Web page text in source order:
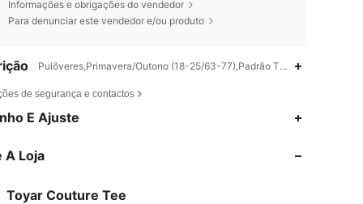
Informações e obrigações do vendedor
Para denunciar este vendedor e/ou produto
Pulôveres,Primavera/Outono (18-25/63-77),Padrão
de segurança e contactos
E Ajuste
A Loja
Toyar Couture Tee
4,72
4,72
4,72 257